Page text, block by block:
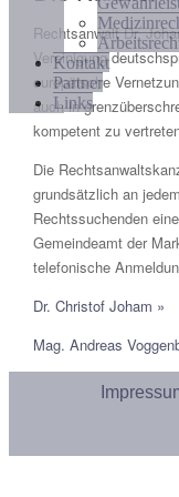
Kontakt
Partner
Links
Rechtsanwalt Dr.
Vereinigung
europäische
auch in
kompetent zu
Die
grundsätzlich an
Rechtssuchenden
Gemeindeamt der
telefonische
Dr. Christof Joham »
Mag. Andreas